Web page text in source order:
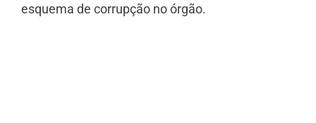
esquema de corrupção no órgão.